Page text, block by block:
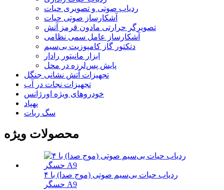
ردیاب صوتی و تصویری حیات
آشکارساز صوتی حیات
تصویرگر حرارتی مادون قرمز آتش
آشکارساز عامل سمی نظامی
دتکتور گاز کامپوزیت بی‌سیم
ابزار مانیتور رادار
پایش پس‌لرزه در محل
تجهیزات آتش نشانی جنگل
تجهیزات نجات در آب
خودروهای ویژه اورژانس
پهپاد
سگ ربات
محصولات ویژه
ردیاب حیات بی‌سیم صوتی (موج صدا) با ۴
حسگر A9